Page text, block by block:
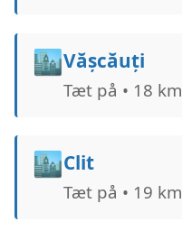
🏙️Vășcăuți
Tæt på • 18 km
🏙️Clit
Tæt på • 19 km